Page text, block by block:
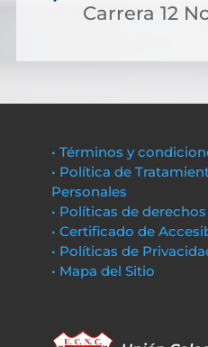
Carrera 12
• Términos y
• Política de
Personales
• Políticas de
• Certificado de
• Políticas de
• Mapa del Sitio